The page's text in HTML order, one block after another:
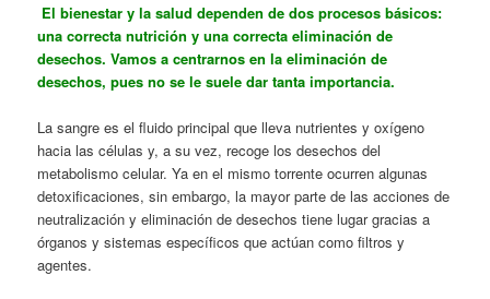
El bienestar y la salud dependen de dos procesos básicos:
una correcta nutrición y una correcta eliminación de
desechos. Vamos a centrarnos en la eliminación de
desechos, pues no se le suele dar tanta importancia.
La sangre es el fluido principal que lleva nutrientes y oxígeno
hacia las células y, a su vez, recoge los desechos del
metabolismo celular. Ya en el mismo torrente ocurren algunas
detoxificaciones, sin embargo, la mayor parte de las acciones de
neutralización y eliminación de desechos tiene lugar gracias a
órganos y sistemas específicos que actúan como filtros y
agentes.